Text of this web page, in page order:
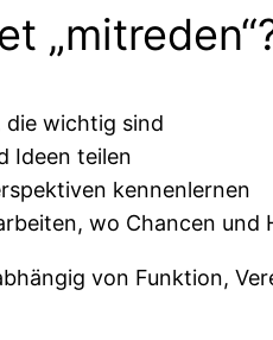
die wichtig sind
Ideen teilen
kennenlernen
wo Chancen und
von Funktion,